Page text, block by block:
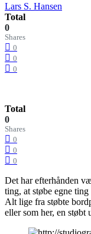
Lars S. Hansen
Total
0
Shares
0
0
0
Total
0
Shares
0
0
0
Det har efterhånden
ting, at støbe egne ting
Alt lige fra støbte
eller som her, en støbt